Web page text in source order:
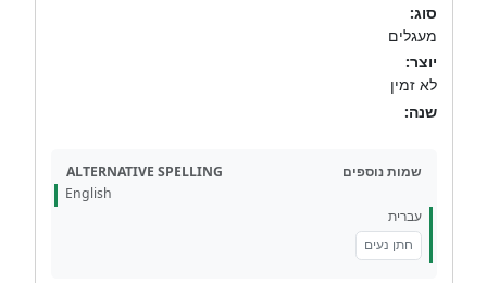
סוג:
מעגלים
יוצר:
לא זמין
שנה:
ALTERNATIVE SPELLING
שמות נוספים
English
עברית
חתן נעים